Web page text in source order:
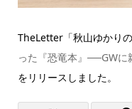
TheLetter「秋山ゆかり
った『恐竜本』──GWに
をリリースしました。